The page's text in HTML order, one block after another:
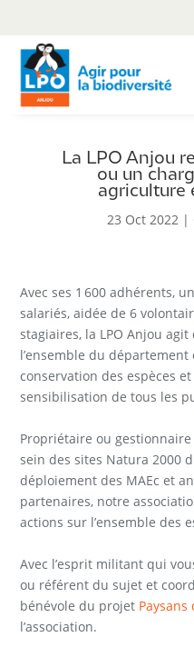
La LPO Anjou
ou un
agriculture
23 Oct 2022|
Avec ses 1 600 adhérents,
salariés, aidée de 6
stagiaires, la LPO Anjou
l’ensemble du
conservation des espèces
sensibilisation de tous les
Propriétaire ou
sein des sites Natura 2000
déploiement des MAEc et
partenaires, notre
actions sur l’ensemble des
Avec l’esprit militant qui
ou référent du sujet et
bénévole du projet
l’association.